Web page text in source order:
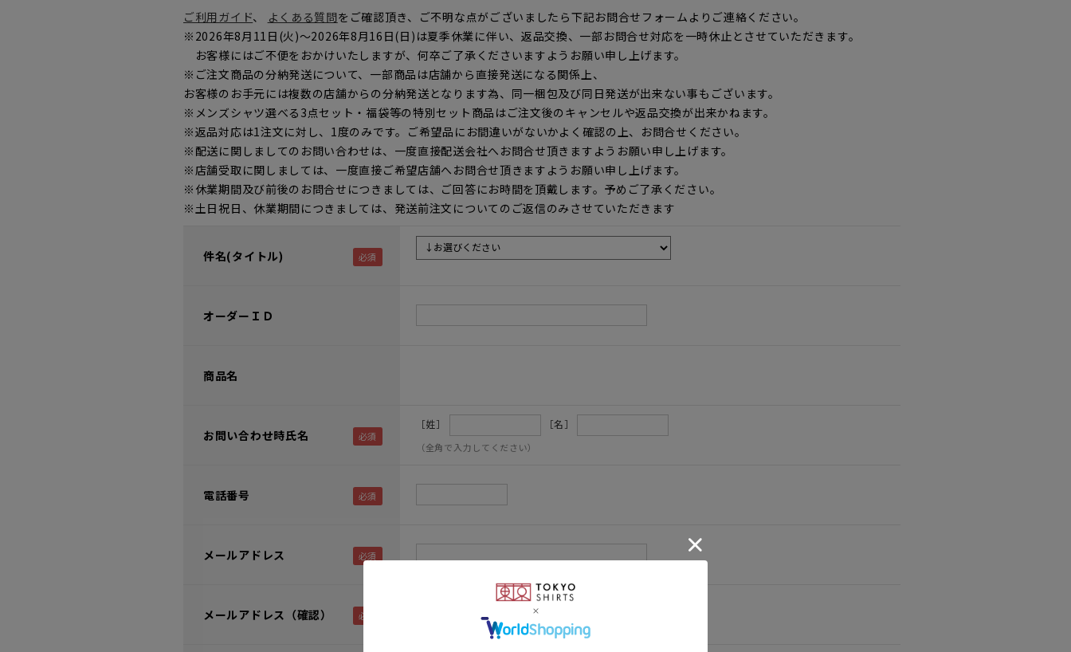
ご利用ガイド、 よくある質問をご確認頂き、ご不明な点がございましたら下記お問合せフォームよりご連絡ください。
※2026年8月11日(火)～2026年8月16日(日)は夏季休業に伴い、返品交換、一部お問合せ対応を一時休止とさせていただきます。
お客様にはご不便をおかけいたしますが、何卒ご了承くださいますようお願い申し上げます。
※ご注文商品の分納発送について、一部商品は店舗から直接発送になる関係上、
お客様のお手元には複数の店舗からの分納発送となります為、同一梱包及び同日発送が出来ない事もございます。
※メンズシャツ選べる3点セット・福袋等の特別セット商品はご注文後のキャンセルや返品交換が出来かねます。
※返品対応は1注文に対し、1度のみです。ご希望品にお間違いがないかよく確認の上、お問合せください。
※配送に関しましてのお問い合わせは、一度直接配送会社へお問合せ頂きますようお願い申し上げます。
※店舗受取に関しましては、一度直接ご希望店舗へお問合せ頂きますようお願い申し上げます。
※休業期間及び前後のお問合せにつきましては、ご回答にお時間を頂戴します。予めご了承ください。
※土日祝日、休業期間につきましては、発送前注文についてのご返信のみさせていただきます
件名(タイトル)
オーダーＩＤ
商品名
お問い合わせ時氏名
［姓］ ［名］
（全角で入力してください）
電話番号
メールアドレス
メールアドレス（確認）
（メールアドレス確認のため再度入力をお願いします)